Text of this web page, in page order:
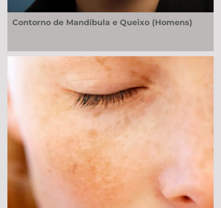
Contorno de Mandíbula e Queixo (Homens)